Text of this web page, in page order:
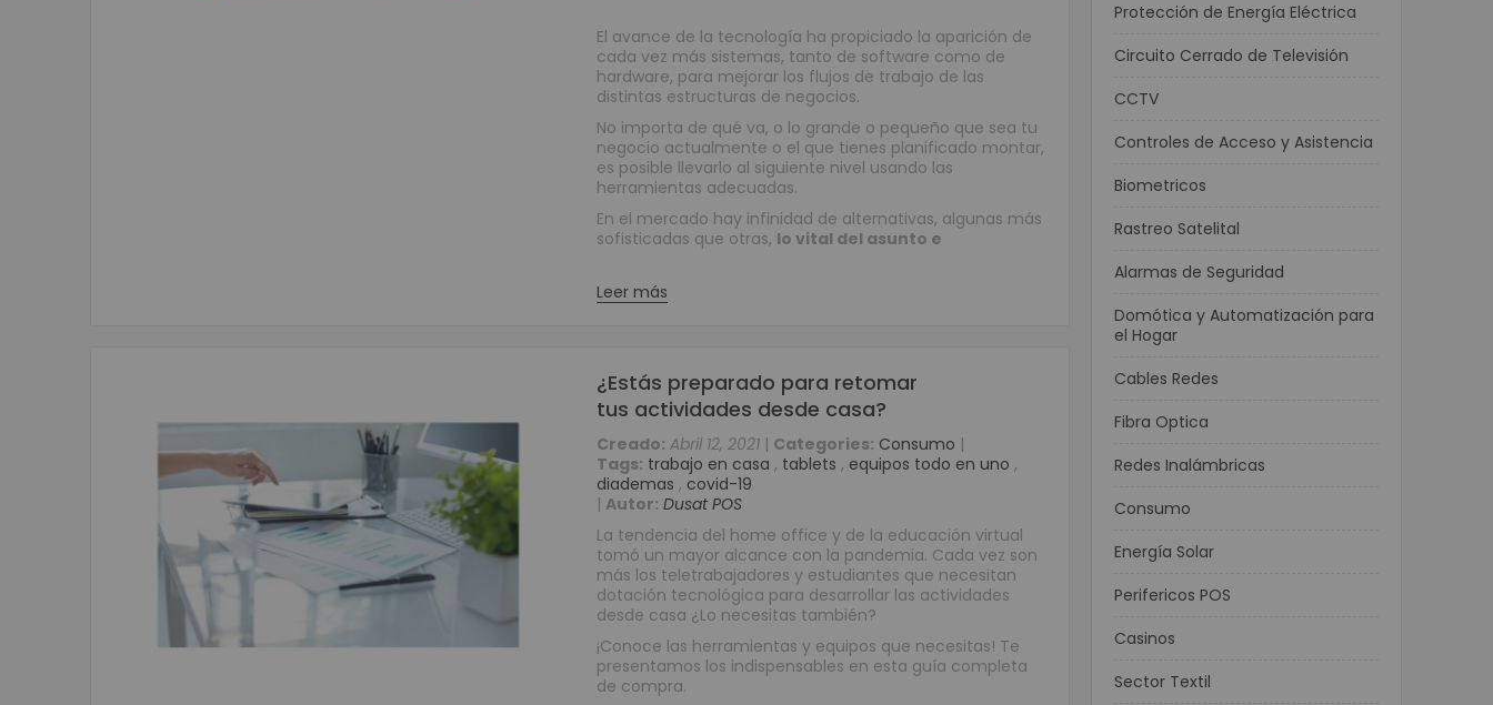
Kits de Limpieza
Soluciones Móviles
Terminales Móviles
Impresoras Portátiles
Punto de Venta POS
Cajones Monederos
Pole Display o Visualizador de precios
Digitalizador de Firmas
Teclados Programables
Lectores de Banda Magnética
Impresoras para Punto de Venta POS
Impresoras Matriz de Punto
Impresoras para Kioscos y Mecanismos
Impresoras Térmicas
Contadoras y Detectoras de Dinero
Contadora Discriminadora y Detectora de Billetes
Detectores de Billetes
Equipos para punto de venta (POS)
El avance de la tecnología ha propiciado la aparición de
cada vez más sistemas, tanto de software como de
hardware, para mejorar los flujos de trabajo de las
distintas estructuras de negocios.
No importa de qué va, o lo grande o pequeño que sea tu
negocio actualmente o el que tienes planificado montar,
es posible llevarlo al siguiente nivel usando las
herramientas adecuadas.
En el mercado hay infinidad de alternativas, algunas más
sofisticadas que otras, lo vital del asunto e
Leer más
¿Estás preparado para retomar
tus actividades desde casa?
Creado: Abril 12, 2021 | Categories: Consumo |
Tags: trabajo en casa , tablets , equipos todo en uno ,
diademas , covid-19
| Autor: Dusat POS
La tendencia del home office y de la educación virtual
tomó un mayor alcance con la pandemia. Cada vez son
más los teletrabajadores y estudiantes que necesitan
dotación tecnológica para desarrollar las actividades
desde casa ¿Lo necesitas también?
¡Conoce las herramientas y equipos que necesitas! Te
presentamos los indispensables en esta guía completa
de compra.
Protección de Energía Eléctrica
Circuito Cerrado de Televisión
CCTV
Controles de Acceso y Asistencia
Biometricos
Rastreo Satelital
Alarmas de Seguridad
Domótica y Automatización para
el Hogar
Cables Redes
Fibra Optica
Redes Inalámbricas
Consumo
Energía Solar
Perifericos POS
Casinos
Sector Textil